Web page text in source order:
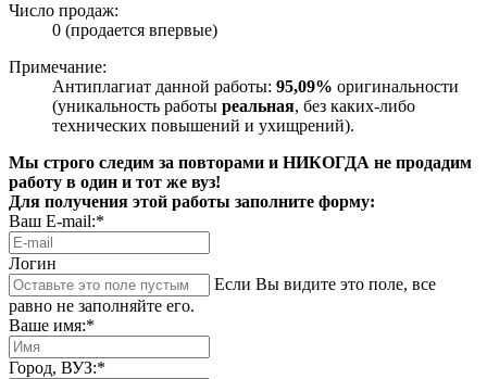
Число продаж:
0 (продается впервые)
Примечание:
Антиплагиат данной работы: 95,09% оригинальности
(уникальность работы реальная, без каких-либо
технических повышений и ухищрений).
Мы строго следим за повторами и НИКОГДА не продадим
работу в один и тот же вуз!
Для получения этой работы заполните форму:
Ваш E-mail:*
Логин
Если Вы видите это поле, все
равно не заполняйте его.
Ваше имя:*
Город, ВУЗ:*